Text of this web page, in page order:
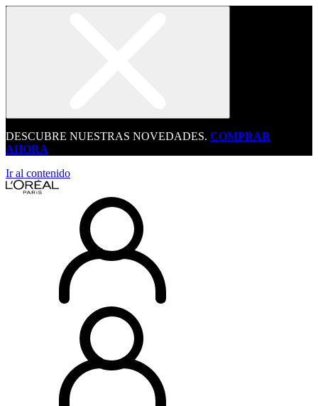
DESCUBRE NUESTRAS NOVEDADES. COMPRAR
AHORA
Ir al contenido